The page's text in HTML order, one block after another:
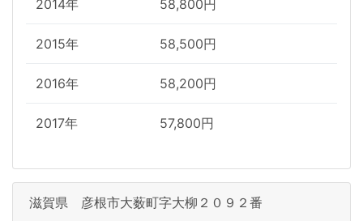
2014年 58,800円
2015年 58,500円
2016年 58,200円
2017年 57,800円
滋賀県 彦根市大薮町字大柳２０９２番